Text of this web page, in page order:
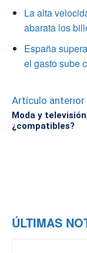
La alta
abarata los
España
el gasto sube
Artículo anterior
Moda y
¿compatibles?
ÚLTIMAS